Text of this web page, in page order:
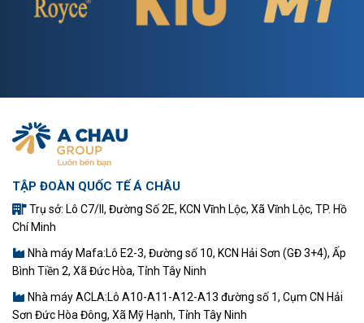
TẬP ĐOÀN QUỐC TẾ Á CHÂU
Trụ sở: Lô C7/II, Đường Số 2E, KCN Vĩnh Lộc, Xã Vĩnh Lộc, TP. Hồ
Chí Minh
Nhà máy Mafa:Lô E2-3, Đường số 10, KCN Hải Sơn (GĐ 3+4), Ấp
Bình Tiền 2, Xã Đức Hòa, Tỉnh Tây Ninh
Nhà máy ACLA:Lô A10-A11-A12-A13 đường số 1, Cụm CN Hải
Sơn Đức Hòa Đông, Xã Mỹ Hạnh, Tỉnh Tây Ninh